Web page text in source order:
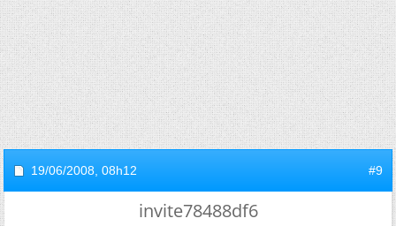
19/06/2008, 08h12 #9
invite78488df6